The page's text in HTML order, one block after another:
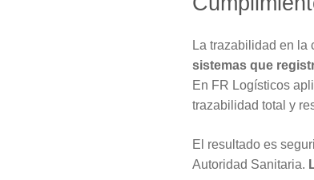
La trazabilidad en la
sistemas que
En FR Logísticos
trazabilidad total y
El resultado es
Autoridad Sanitaria.